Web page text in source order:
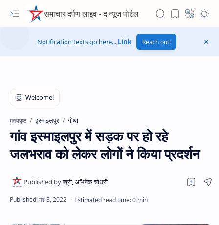
समाचार दर्पण लाइव - द न्यूज पोर्टल
Notification texts go here... Link Reach out!
मुख्यपृष्ठ इस्माइलपुर गोधा
गांव इस्माइलपुर में सड़क पर हो रहे
जलभराव को लेकर लोगों ने किया प्रदर्शन